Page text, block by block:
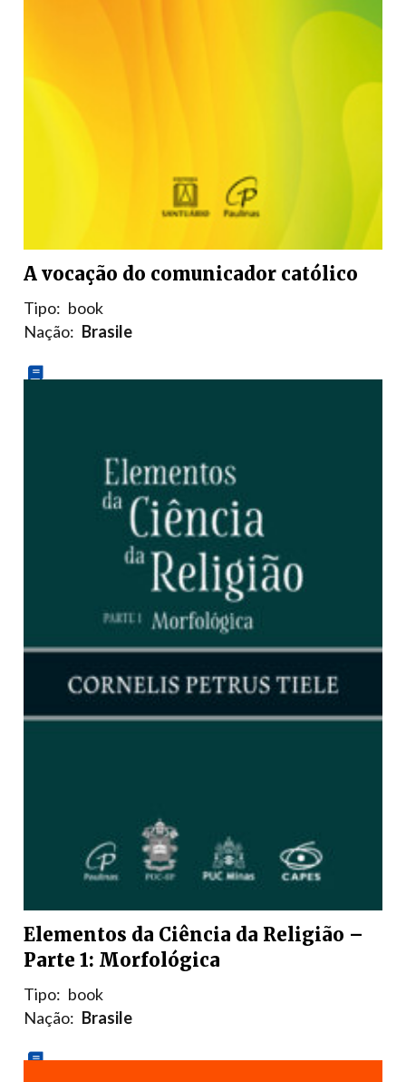
A vocação do comunicador católico
Tipo: book
Nação: Brasile
Elementos da Ciência da Religião –
Parte 1: Morfológica
Tipo: book
Nação: Brasile